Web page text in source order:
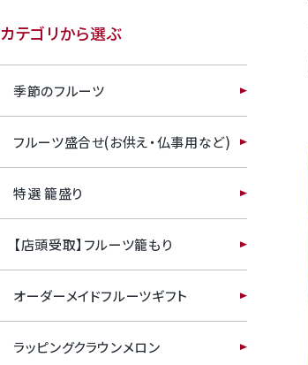
カテゴリから選ぶ
季節のフルーツ
フルーツ盛合せ(お供え・仏事用など)
特選 籠盛り
【店頭受取】フルーツ籠もり
オーダーメイドフルーツギフト
ラッピングクラウンメロン